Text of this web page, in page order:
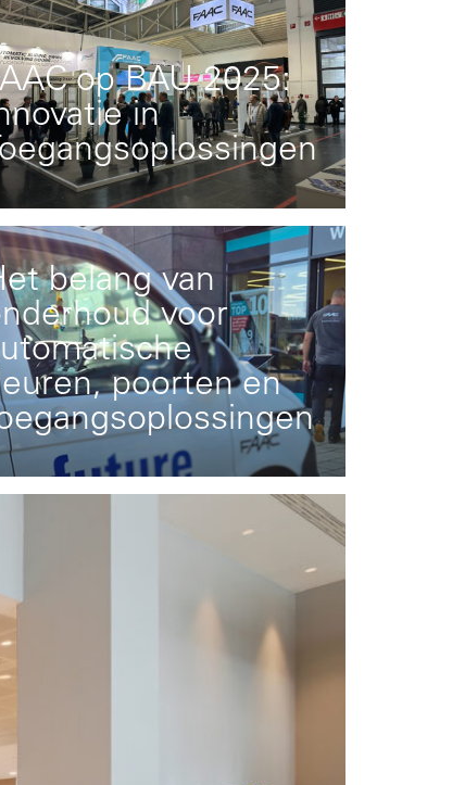
op BAU 2025:
in
belang van
voor
poorten en